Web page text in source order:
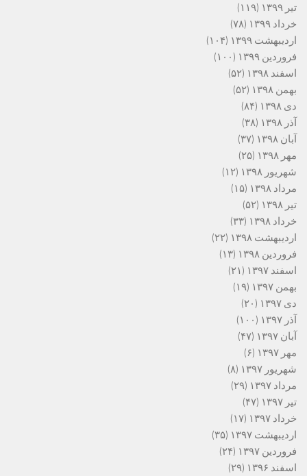
تیر ۱۳۹۹
(۱۱۹)
خرداد ۱۳۹۹
(۷۸)
اردیبهشت ۱۳۹۹
(۱۰۴)
فروردین ۱۳۹۹
(۱۰۰)
اسفند ۱۳۹۸
(۵۲)
بهمن ۱۳۹۸
(۵۲)
دی ۱۳۹۸
(۸۴)
آذر ۱۳۹۸
(۳۸)
آبان ۱۳۹۸
(۳۷)
مهر ۱۳۹۸
(۲۵)
شهریور ۱۳۹۸
(۱۲)
مرداد ۱۳۹۸
(۱۵)
تیر ۱۳۹۸
(۵۲)
خرداد ۱۳۹۸
(۳۳)
اردیبهشت ۱۳۹۸
(۲۲)
فروردین ۱۳۹۸
(۱۳)
اسفند ۱۳۹۷
(۲۱)
بهمن ۱۳۹۷
(۱۹)
دی ۱۳۹۷
(۲۰)
آذر ۱۳۹۷
(۱۰۰)
آبان ۱۳۹۷
(۴۷)
مهر ۱۳۹۷
(۶)
شهریور ۱۳۹۷
(۸)
مرداد ۱۳۹۷
(۲۹)
تیر ۱۳۹۷
(۴۷)
خرداد ۱۳۹۷
(۱۷)
اردیبهشت ۱۳۹۷
(۳۵)
فروردین ۱۳۹۷
(۲۴)
اسفند ۱۳۹۶
(۲۹)